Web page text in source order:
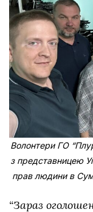
Волонтери ГО
з представницею
прав людини в
“Зараз